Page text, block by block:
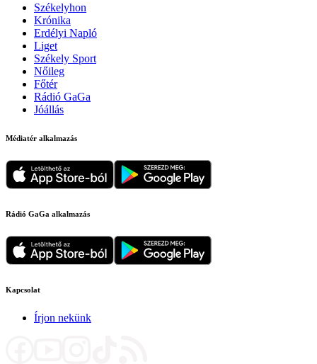
Székelyhon
Krónika
Erdélyi Napló
Liget
Székely Sport
Nőileg
Főtér
Rádió GaGa
Jóállás
Médiatér alkalmazás
Rádió GaGa alkalmazás
Kapcsolat
Írjon nekünk